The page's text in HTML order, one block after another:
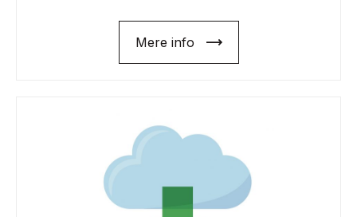
Mere info